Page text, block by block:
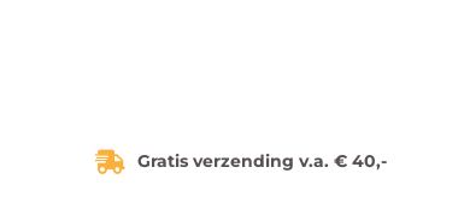
Gratis verzending v.a. € 40,-